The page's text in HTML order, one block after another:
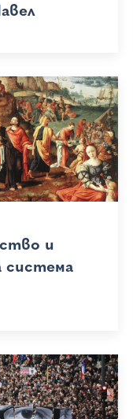
и
система